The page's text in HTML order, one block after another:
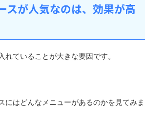
スが人気なのは、効果が高
ていることが大きな要因です。
はどんなメニューがあるのかを見てみま